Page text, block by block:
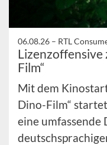
06.08.26 – RTL
Lizenzoffensive
Film“
Mit dem
Dino-Film“
eine umfassende